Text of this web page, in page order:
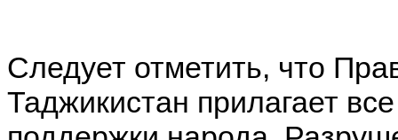
Следует отметить, что
Таджикистан прилагает